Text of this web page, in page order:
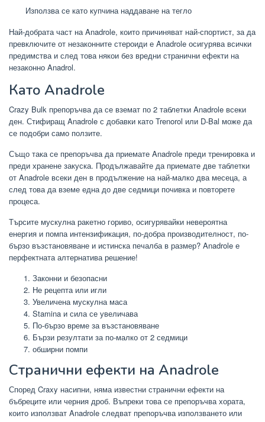
Използва се като купчина наддаване на тегло
Най-добрата част на Anadrole, които причиняват най-спортист, за да
превключите от незаконните стероиди е Anadrole осигурява всички
предимства и след това някои без вредни странични ефекти на
незаконно Anadrol.
Като Anadrole
Crazy Bulk препоръчва да се вземат по 2 таблетки Anadrole всеки
ден. Стифиращ Anadrole с добавки като Trenorol или D-Bal може да
се подобри само ползите.
Също така се препоръчва да приемате Anadrole преди тренировка и
преди хранене закуска. Продължавайте да приемате две таблетки
от Anadrole всеки ден в продължение на най-малко два месеца, а
след това да вземе една до две седмици почивка и повторете
процеса.
Търсите мускулна ракетно гориво, осигурявайки невероятна
енергия и помпа интензификация, по-добра производителност, по-
бързо възстановяване и истинска печалба в размер? Anadrole е
перфектната алтернатива решение!
Законни и безопасни
Не рецепта или игли
Увеличена мускулна маса
Stamina и сила се увеличава
По-бързо време за възстановяване
Бързи резултати за по-малко от 2 седмици
обширни помпи
Странични ефекти на Anadrole
Според Craxy насипни, няма известни странични ефекти на
бъбреците или черния дроб. Въпреки това се препоръчва хората,
които използват Anadrole следват препоръчва използването или